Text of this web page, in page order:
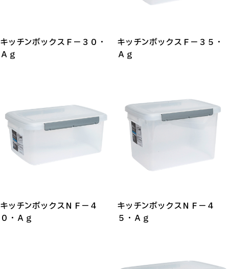
キッチンボックスＦ－３０・
Ａｇ
キッチンボックスＦ－３５・
Ａｇ
キッチンボックスＮＦ－４
０・Ａｇ
キッチンボックスＮＦ－４
５・Ａｇ